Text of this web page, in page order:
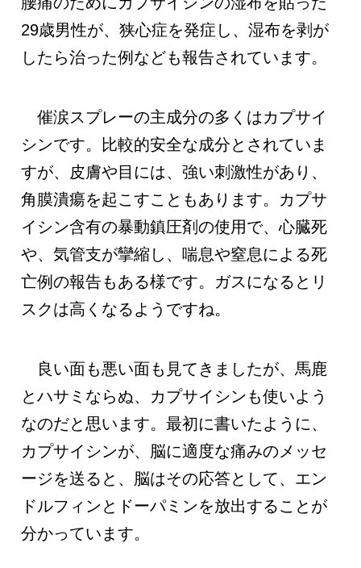
29歳男性が、狭心症を発症し、湿布を剥が
したら治った例なども報告されています。
催涙スプレーの主成分の多くはカプサイ
シンです。比較的安全な成分とされていま
すが、皮膚や目には、強い刺激性があり、
角膜潰瘍を起こすこともあります。カプサ
イシン含有の暴動鎮圧剤の使用で、心臓死
や、気管支が攣縮し、喘息や窒息による死
亡例の報告もある様です。ガスになるとリ
スクは高くなるようですね。
良い面も悪い面も見てきましたが、馬鹿
とハサミならぬ、カプサイシンも使いよう
なのだと思います。最初に書いたように、
カプサイシンが、脳に適度な痛みのメッセ
ージを送ると、脳はその応答として、エン
ドルフィンとドーパミンを放出することが
分かっています。